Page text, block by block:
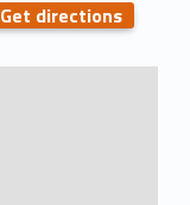
Get directions